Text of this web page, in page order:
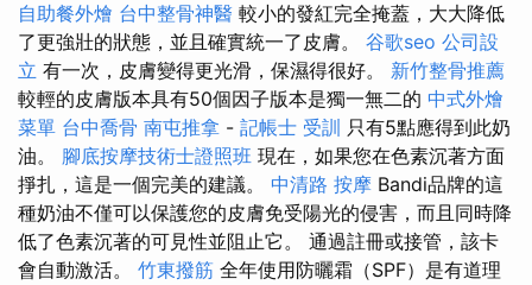
自助餐外燴 台中整骨神醫 較小的發紅完全掩蓋，大大降低
了更強壯的狀態，並且確實統一了皮膚。 谷歌seo 公司設
立 有一次，皮膚變得更光滑，保濕得很好。 新竹整骨推薦
較輕的皮膚版本具有50個因子版本是獨一無二的 中式外燴
菜單 台中喬骨 南屯推拿 - 記帳士 受訓 只有5點應得到此奶
油。 腳底按摩技術士證照班 現在，如果您在色素沉著方面
掙扎，這是一個完美的建議。 中清路 按摩 Bandi品牌的這
種奶油不僅可以保護您的皮膚免受陽光的侵害，而且同時降
低了色素沉著的可見性並阻止它。 通過註冊或接管，該卡
會自動激活。 竹東撥筋 全年使用防曬霜（SPF）是有道理